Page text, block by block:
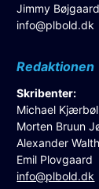
Jimmy Bøjgaard
info@plbold.dk
Redaktionen
Skribenter:
Michael Kjærbøl
Morten Bruun
Alexander
Emil Plovgaard
info@plbold.dk